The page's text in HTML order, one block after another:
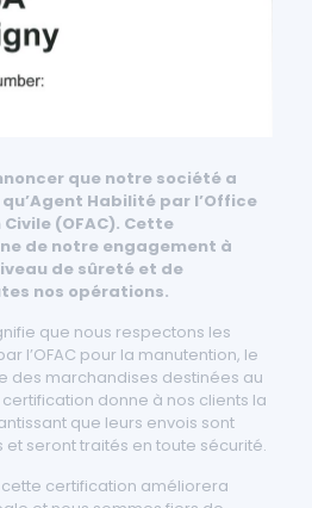
que notre société a
Habilité par l’Office
(OFAC). Cette
de notre engagement à
de sûreté et de
nos opérations.
que nous respectons les
l’OFAC pour la manutention, le
des marchandises destinées au
donne à nos clients la
que leurs envois sont
seront traités en toute sécurité.
certification améliorera